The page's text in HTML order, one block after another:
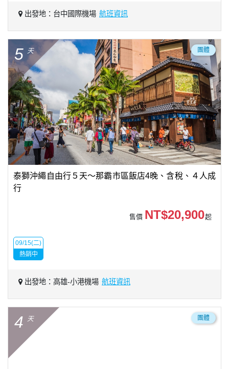
出發地：台中國際機場 航班資訊
5 天 團體
泰獅沖繩自由行５天～那霸市區飯店4晚、含稅、４人成
行
售價 NT$20,900起
09/15(二)
熱銷中
出發地：高雄-小港機場 航班資訊
4 天 團體